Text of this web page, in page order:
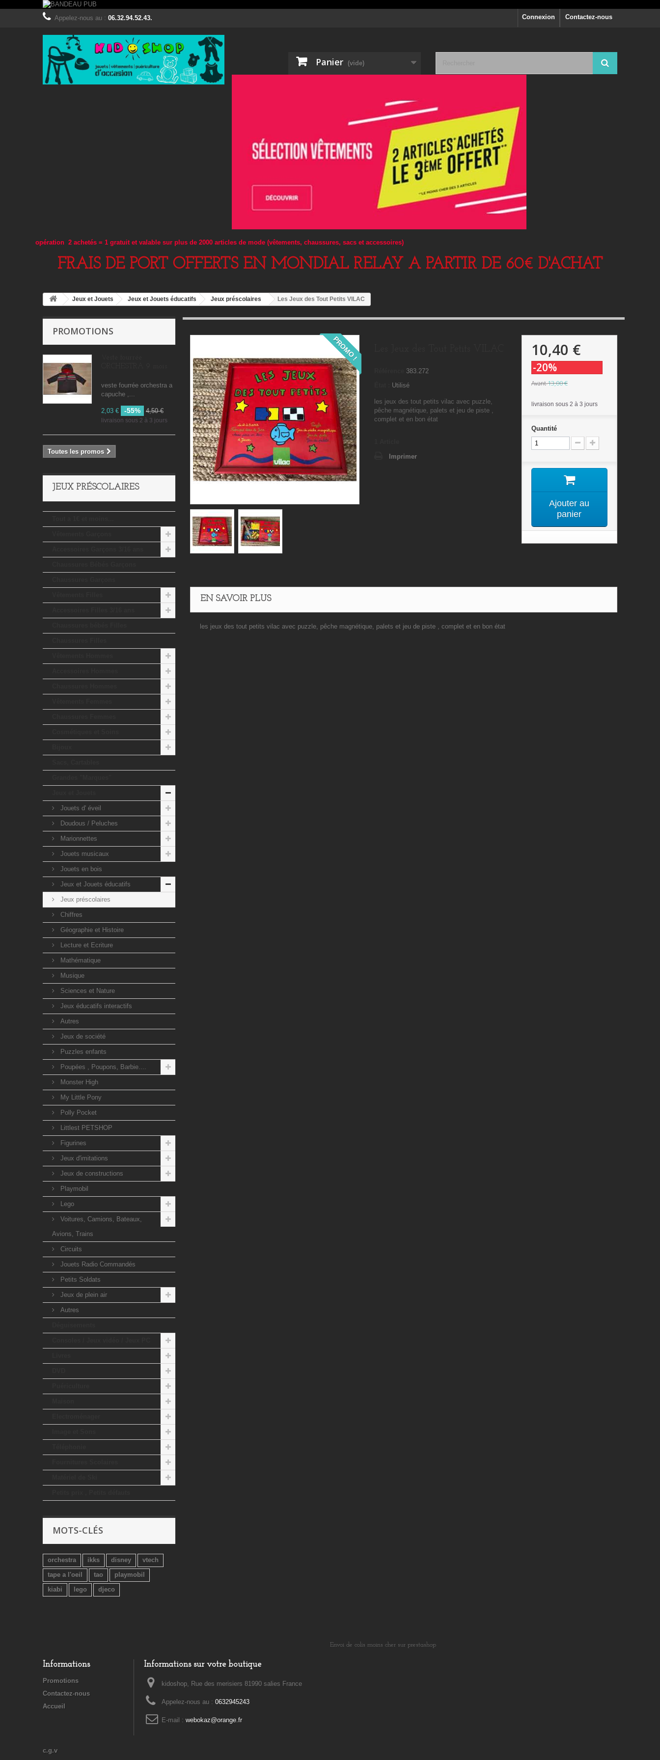
Contactez-nous
Appelez-nous au : 06.32.94.52.43. Connexion
Panier (vide)
opération 2 achetés = 1 gratuit et valable sur plus de 2000 articles de mode (vêtements, chaussures, sacs et accessoires)
FRAIS DE PORT OFFERTS EN MONDIAL RELAY A PARTIR DE 60€ D'ACHAT
Jeux et Jouets Jeux et Jouets éducatifs Jeux préscolaires Les Jeux des Tout Petits VILAC
PROMOTIONS
veste fourrée orchestra a
capuche ,...
2,03 € -55% 4,50 €
livraison sous 2 à 3 jours
Toutes les promos
JEUX PRÉSCOLAIRES
Jouets d' éveil
Doudous / Peluches
Marionnettes
Jouets musicaux
Jouets en bois
Jeux et Jouets éducatifs
Jeux préscolaires
Chiffres
Géographie et Histoire
Lecture et Ecriture
Mathématique
Musique
Sciences et Nature
Jeux éducatifs interactifs
Autres
Jeux de société
Puzzles enfants
Poupées , Poupons, Barbie....
Monster High
My Little Pony
Polly Pocket
Littlest PETSHOP
Figurines
Jeux d'imitations
Jeux de constructions
Playmobil
Lego
Voitures, Camions, Bateaux,
Avions, Trains
Circuits
Jouets Radio Commandés
Petits Soldats
Jeux de plein air
Autres
MOTS-CLÉS
orchestra ikks disney
vtech
tape a l'oeil
tao
playmobil
kiabi
lego djeco
PROMO !
383.272
Utilisé
les jeux des tout petits vilac avec puzzle,
pêche magnétique, palets et jeu de piste ,
complet et en bon état
Imprimer
10,40 €
-20%
Avant13,00 €
livraison sous 2 à 3 jours
Quantité
Ajouter au
panier
EN SAVOIR PLUS
les jeux des tout petits vilac avec puzzle, pêche magnétique, palets et jeu de piste , complet et en bon état
Informations
Promotions
Contactez-nous
Accueil
c.g.v
Informations sur votre boutique
kidoshop, Rue des merisiers 81990 salies France
Appelez-nous au : 0632945243
E-mail : webokaz@orange.fr
Envoi de colis moins cher sur prestashop